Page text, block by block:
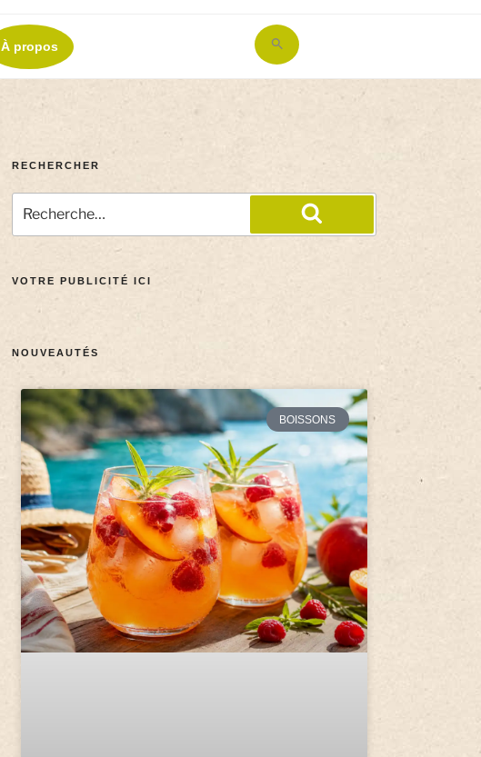
À propos
Search
for:
RECHERCHER
VOTRE PUBLICITÉ ICI
NOUVEAUTÉS
BOISSONS